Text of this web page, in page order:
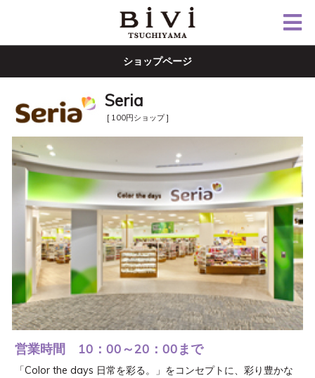
ショップページ
Seria
[ 100円ショップ ]
営業時間 10：00～20：00まで
「Color the days 日常を彩る。」をコンセプトに、彩り豊かな